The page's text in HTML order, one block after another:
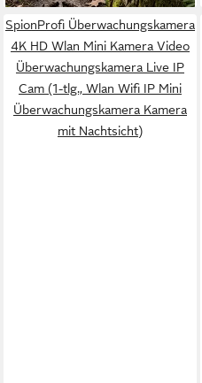
SpionProfi Überwachungskamera
4K HD Wlan Mini Kamera Video
Überwachungskamera Live IP
Cam (1-tlg., Wlan Wifi IP Mini
Überwachungskamera Kamera
mit Nachtsicht)